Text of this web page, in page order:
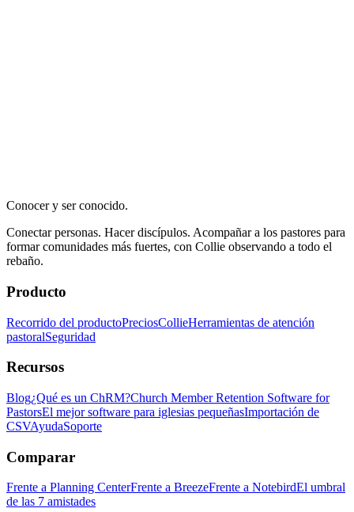
Conocer y ser conocido.
Conectar personas. Hacer discípulos. Acompañar a los pastores para
formar comunidades más fuertes, con Collie observando a todo el
rebaño.
Producto
Recorrido del productoPreciosCollieHerramientas de atención
pastoralSeguridad
Recursos
Blog¿Qué es un ChRM?Church Member Retention Software for
PastorsEl mejor software para iglesias pequeñasImportación de
CSVAyudaSoporte
Comparar
Frente a Planning CenterFrente a BreezeFrente a NotebirdEl umbral
de las 7 amistades